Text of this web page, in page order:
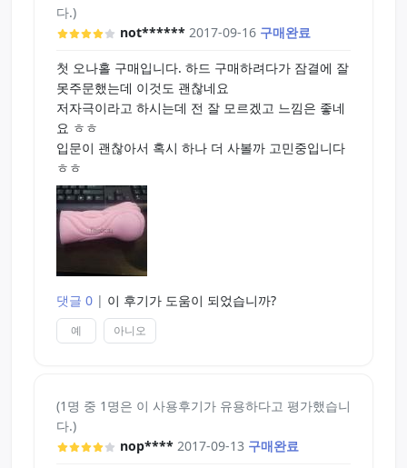
다.)
not****** 2017-09-16 구매완료
첫 오나홀 구매입니다. 하드 구매하려다가 잠결에 잘
못주문했는데 이것도 괜찮네요
저자극이라고 하시는데 전 잘 모르겠고 느낌은 좋네
요 ㅎㅎ
입문이 괜찮아서 혹시 하나 더 사볼까 고민중입니다
ㅎㅎ
댓글 0 | 이 후기가 도움이 되었습니까?
예 아니오
(1명 중 1명은 이 사용후기가 유용하다고 평가했습니
다.)
nop**** 2017-09-13 구매완료